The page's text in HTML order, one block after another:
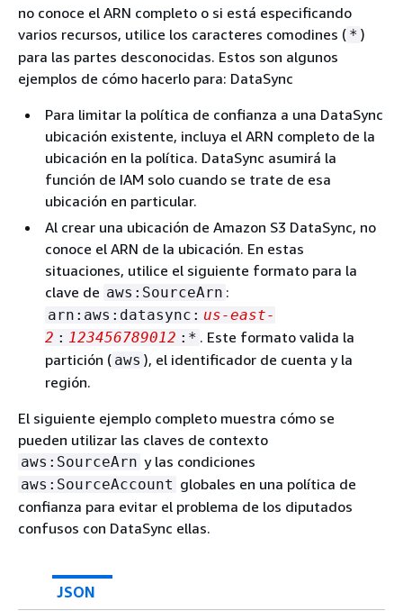
no conoce el ARN completo o si está especificando
varios recursos, utilice los caracteres comodines ( * )
para las partes desconocidas. Estos son algunos
ejemplos de cómo hacerlo para: DataSync
Para limitar la política de confianza a una DataSync
ubicación existente, incluya el ARN completo de la
ubicación en la política. DataSync asumirá la
función de IAM solo cuando se trate de esa
ubicación en particular.
Al crear una ubicación de Amazon S3 DataSync, no
conoce el ARN de la ubicación. En estas
situaciones, utilice el siguiente formato para la
clave de aws:SourceArn :
arn:aws:datasync: us-east-
2 : 123456789012 :* . Este formato valida la
partición ( aws ), el identificador de cuenta y la
región.
El siguiente ejemplo completo muestra cómo se
pueden utilizar las claves de contexto
aws:SourceArn y las condiciones
aws:SourceAccount globales en una política de
confianza para evitar el problema de los diputados
confusos con DataSync ellas.
JSON